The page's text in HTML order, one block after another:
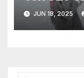
país
JUN 18, 2025